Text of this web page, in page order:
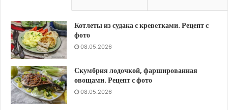
Котлеты из судака с креветками. Рецепт с
фото
08.05.2026
Скумбрия лодочкой, фаршированная
овощами. Рецепт с фото
08.05.2026